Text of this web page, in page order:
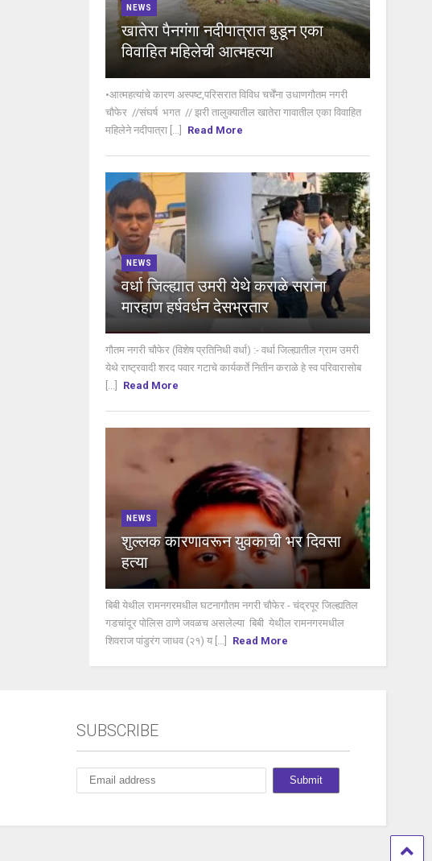
NEWS
खातेरा पैनगंगा नदीपात्रात बुडून एका
विवाहित महिलेची आत्महत्या
•आत्महत्यांचे कारण अस्पष्ट,परिसरात विविध चर्चेंना उधाणगौतम नगरी
चौफेर //संघर्ष भगत // झरी तालुक्यातील खातेरा गावातील एका विवाहित
महिलेने नदीपात्रा [...]
Read More
NEWS
वर्धा जिल्ह्यात उमरी येथे कराळे सरांना
मारहाण हर्षवर्धन देसभ्रतार
गौतम नगरी चौफेर (विशेष प्रतिनिधी वर्धा) :- वर्धा जिल्ह्यातील ग्राम उमरी
येथे राष्ट्रवादी शरद पवार गटाचे कार्यकर्ते नितीन कराळे हे स्व परिवारासोब
Read More
NEWS
शुल्लक कारणावरून युवकाची भर दिवसा
हत्या
बिबी येथील रामनगरमधील घटनागौतम नगरी चौफेर - चंद्रपूर जिल्ह्यतिल
गडचांदूर पोलिस ठाणे जवळच असलेल्या बिबी येथील रामनगरमधील
शिवराज पांडुरंग जाधव (२१) य [...]
Read More
SUBSCRIBE